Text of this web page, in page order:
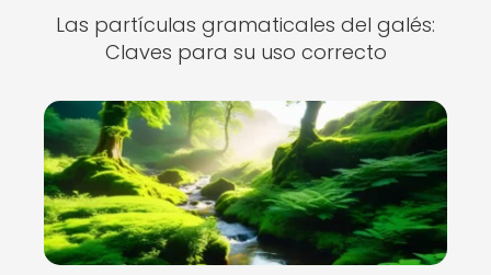
Las partículas gramaticales del galés:
Claves para su uso correcto